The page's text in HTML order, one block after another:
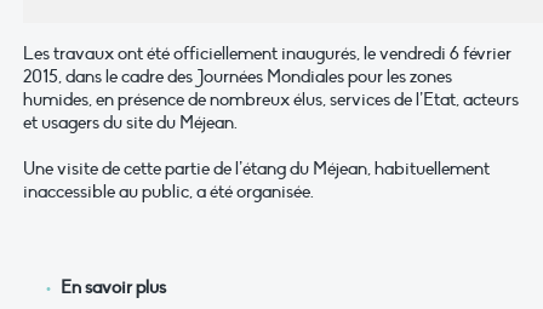
Les travaux ont été officiellement inaugurés, le vendredi 6 février
2015, dans le cadre des Journées Mondiales pour les zones
humides, en présence de nombreux élus, services de l’Etat, acteurs
et usagers du site du Méjean.
Une visite de cette partie de l’étang du Méjean, habituellement
inaccessible au public, a été organisée.
En savoir plus